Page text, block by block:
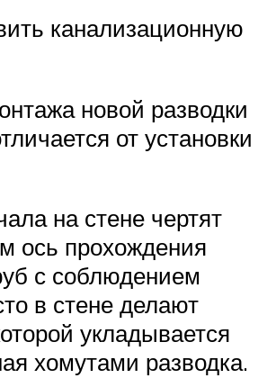
канализационную
новой разводки
от установки
на стене чертят
ось прохождения
с соблюдением
в стене делают
укладывается
хомутами разводка.